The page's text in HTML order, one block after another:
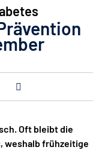
Oft bleibt die
weshalb frühzeitige